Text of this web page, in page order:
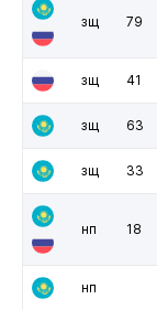
зщ 79
зщ 41
зщ 63
зщ 33
нп 18
нп